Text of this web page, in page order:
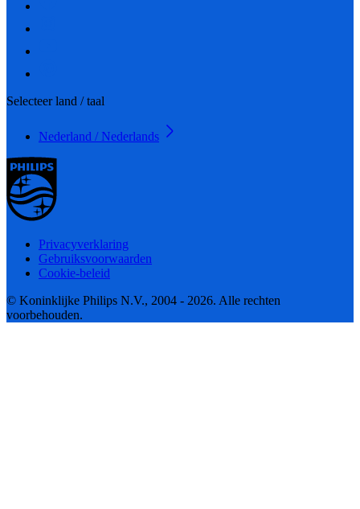
Selecteer land / taal
Nederland / Nederlands
Privacyverklaring
Gebruiksvoorwaarden
Cookie-beleid
© Koninklijke Philips N.V., 2004 - 2026. Alle rechten
voorbehouden.